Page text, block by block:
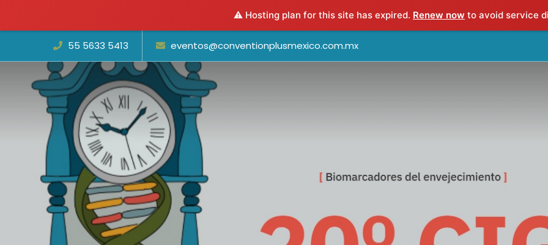
⚠️ Hosting plan for this site has expired. Renew now to avoid service
55 5633 5413 eventos@conventionplusmexico.com.mx